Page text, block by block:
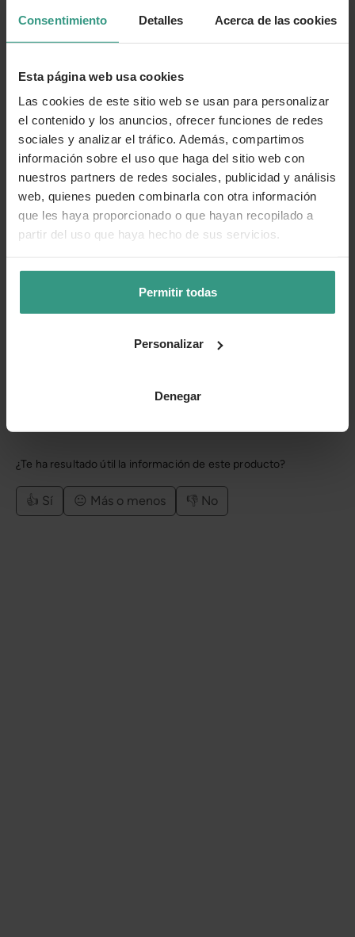
Consentimiento Detalles Acerca de las cookies
Esta página web usa cookies
Las cookies de este sitio web se usan para personalizar
el contenido y los anuncios, ofrecer funciones de redes
sociales y analizar el tráfico. Además, compartimos
información sobre el uso que haga del sitio web con
nuestros partners de redes sociales, publicidad y análisis
web, quienes pueden combinarla con otra información
que les haya proporcionado o que hayan recopilado a
partir del uso que haya hecho de sus servicios.
Permitir todas
Personalizar
Denegar
tronco.
No produce frutos comestibles:Sus frutos oscuros
no son aptos para el consumo humano.
Cada planta es única
Te enviamos las plantas en estado óptimo de crecimiento o
floración, en función de la estacionalidad. Por tanto, la
planta que recibas puede variar levemente su apariencia
con respecto a la de la foto.
¿Te ha resultado útil la información de este producto?
👍 Sí 😐 Más o menos 👎 No